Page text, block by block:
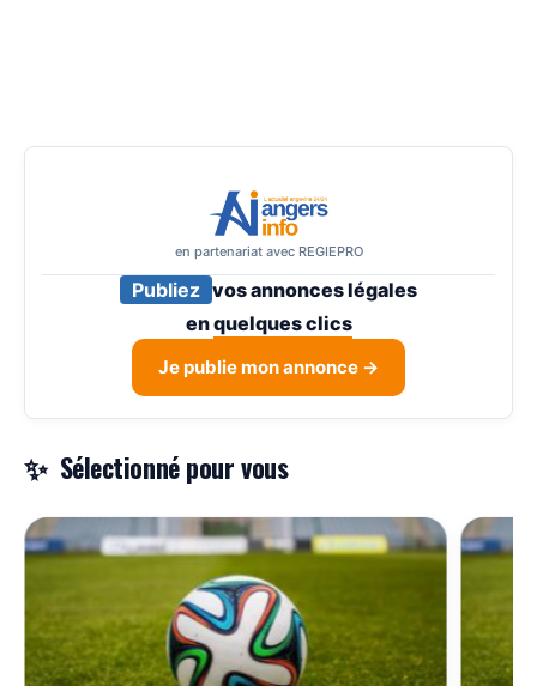
en partenariat avec REGIEPRO
Publiez vos annonces légales
enquelques clics
Je publie mon annonce →
Sélectionné pour vous